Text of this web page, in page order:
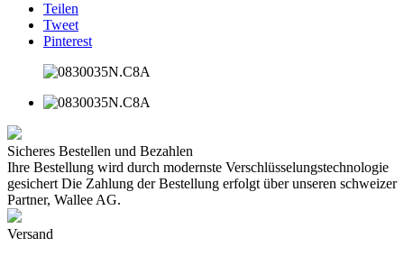
Teilen
Tweet
Pinterest
Sicheres Bestellen und Bezahlen
Ihre Bestellung wird durch modernste Verschlüsselungstechnologie
gesichert Die Zahlung der Bestellung erfolgt über unseren schweizer
Partner, Wallee AG.
Versand